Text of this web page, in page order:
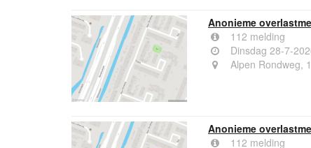
Anonieme
112 melding
Dinsdag 28-7-
Alpen Rondweg,
Anonieme
112 melding